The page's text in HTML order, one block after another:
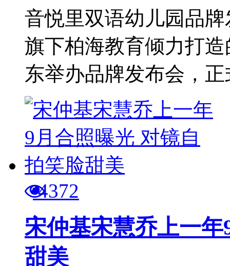
音悦里双语幼儿园品
旗下柏海教育倾力打
东举办品牌发布会，正
4372
宋仲基宋慧乔上一
甜美